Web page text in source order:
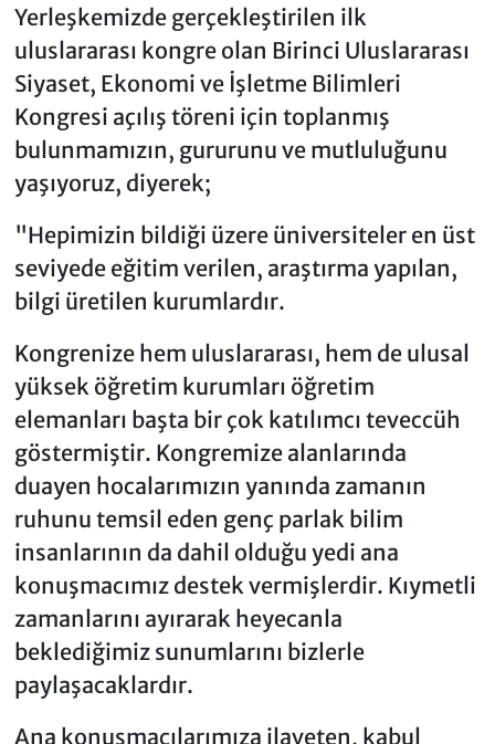
Yerleşkemizde gerçekleştirilen ilk
uluslararası kongre olan Birinci Uluslararası
Siyaset, Ekonomi ve İşletme Bilimleri
Kongresi açılış töreni için toplanmış
bulunmamızın, gururunu ve mutluluğunu
yaşıyoruz, diyerek;
"Hepimizin bildiği üzere üniversiteler en üst
seviyede eğitim verilen, araştırma yapılan,
bilgi üretilen kurumlardır.
Kongrenize hem uluslararası, hem de ulusal
yüksek öğretim kurumları öğretim
elemanları başta bir çok katılımcı teveccüh
göstermiştir. Kongremize alanlarında
duayen hocalarımızın yanında zamanın
ruhunu temsil eden genç parlak bilim
insanlarının da dahil olduğu yedi ana
konuşmacımız destek vermişlerdir. Kıymetli
zamanlarını ayırarak heyecanla
beklediğimiz sunumlarını bizlerle
paylaşacaklardır.
Ana konuşmacılarımıza ilaveten, kabul